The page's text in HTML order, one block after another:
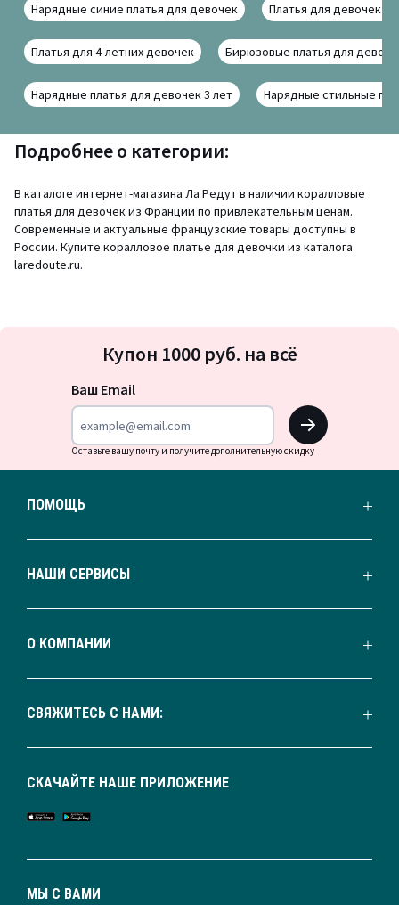
Нарядные синие платья для девочек Платья для девочек
Платья для 4-летних девочек Бирюзовые платья для
Нарядные платья для девочек 3 лет Нарядные стильные
Подробнее о категории:
В каталоге интернет-магазина Ла Редут в наличии коралловые
платья для девочек из Франции по привлекательным ценам.
Современные и актуальные французские товары доступны в
России. Купите коралловое платье для девочки из каталога
laredoute.ru.
на
Купон 1000 руб. на всё
Ваш Email
OK
Оставьте вашу почту и получите дополнительную скидку
ПОМОЩЬ
НАШИ СЕРВИСЫ
О КОМПАНИИ
СВЯЖИТЕСЬ С НАМИ:
МЫ С ВАМИ
СКАЧАЙТЕ НАШЕ ПРИЛОЖЕНИЕ